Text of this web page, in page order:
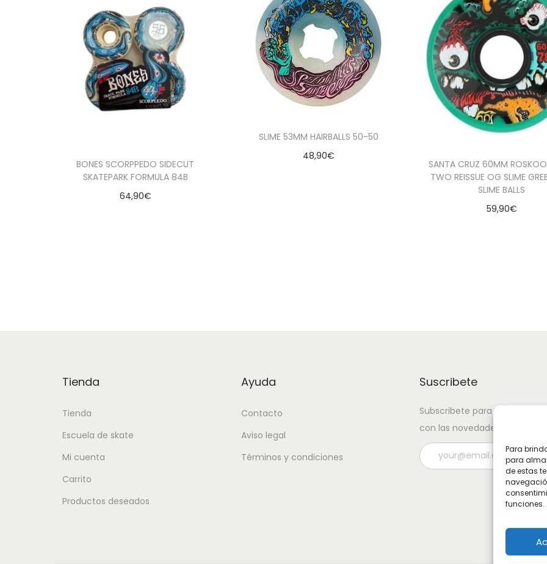
Para
para
de estas
funciones.
BONES SCORPPEDO SIDECUT
SKATEPARK FORMULA 84B
64,90€
SLIME 53MM HAIRBALLS 50-50
48,90€
SANTA CRUZ 60MM
TWO REISSUE OG SLIME
SLIME BALLS
59,90€
Tienda
Tienda
Escuela de skate
Mi cuenta
Carrito
Productos deseados
Ayuda
Contacto
Aviso legal
Términos y condiciones
Suscribete
Subscribete para estar
con las novedades.